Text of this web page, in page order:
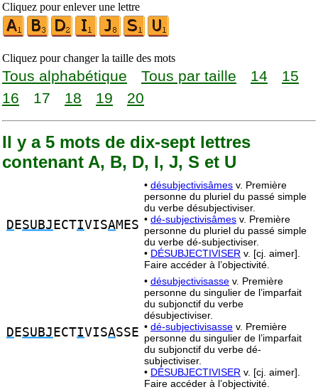
Cliquez pour enlever une lettre
Cliquez pour changer la taille des mots
Tous alphabétique Tous par taille 14
15
16
17 18 19 20
Il y a 5 mots de dix-sept lettres
contenant A, B, D, I, J, S et U
D ESUBJ ECTIVISAMES
• désubjectivisâmes v. Première
personne du pluriel du passé simple
du verbe désubjectiviser.
• dé-subjectivisâmes v. Première
personne du pluriel du passé simple
du verbe dé-subjectiviser.
• DÉSUBJECTIVISER v. [cj. aimer].
Faire accéder à l’objectivité.
D ESUBJ ECTIVISASSE
• désubjectivisasse v. Première
personne du singulier de l’imparfait
du subjonctif du verbe
désubjectiviser.
• dé-subjectivisasse v. Première
personne du singulier de l’imparfait
du subjonctif du verbe dé-
subjectiviser.
• DÉSUBJECTIVISER v. [cj. aimer].
Faire accéder à l’objectivité.